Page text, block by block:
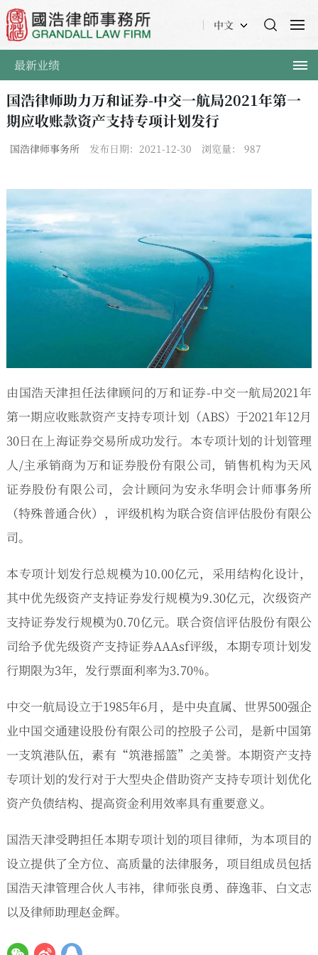
中文
最新业绩
国浩律师助力万和证券-中交一航局2021年第一
期应收账款资产支持专项计划发行
国浩律师事务所 发布日期：2021-12-30 浏览量： 987
由国浩天津担任法律顾问的万和证券-中交一航局2021年
第一期应收账款资产支持专项计划（ABS）于2021年12月
30日在上海证券交易所成功发行。本专项计划的计划管理
人/主承销商为万和证券股份有限公司，销售机构为天风
证券股份有限公司，会计顾问为安永华明会计师事务所
（特殊普通合伙），评级机构为联合资信评估股份有限公
司。
本专项计划发行总规模为10.00亿元，采用结构化设计，
其中优先级资产支持证券发行规模为9.30亿元，次级资产
支持证券发行规模为0.70亿元。联合资信评估股份有限公
司给予优先级资产支持证券AAAsf评级，本期专项计划发
行期限为3年，发行票面利率为3.70%。
中交一航局设立于1985年6月，是中央直属、世界500强企
业中国交通建设股份有限公司的控股子公司，是新中国第
一支筑港队伍，素有“筑港摇篮”之美誉。本期资产支持
专项计划的发行对于大型央企借助资产支持专项计划优化
资产负债结构、提高资金利用效率具有重要意义。
国浩天津受聘担任本期专项计划的项目律师，为本项目的
设立提供了全方位、高质量的法律服务，项目组成员包括
国浩天津管理合伙人韦祎，律师张良勇、薛逸菲、白文志
以及律师助理赵金辉。